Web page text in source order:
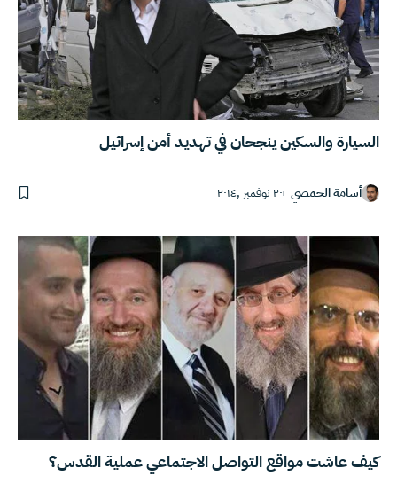
السيارة والسكين ينجحان في تهديد أمن إسرائيل
أسامة الحمصي ٢٠ نوفمبر ,٢٠١٤
كيف عاشت مواقع التواصل الاجتماعي عملية القدس؟